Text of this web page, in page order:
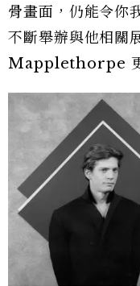
骨畫面，仍能令你
不斷舉辦與他相
Mapplethorpe 更